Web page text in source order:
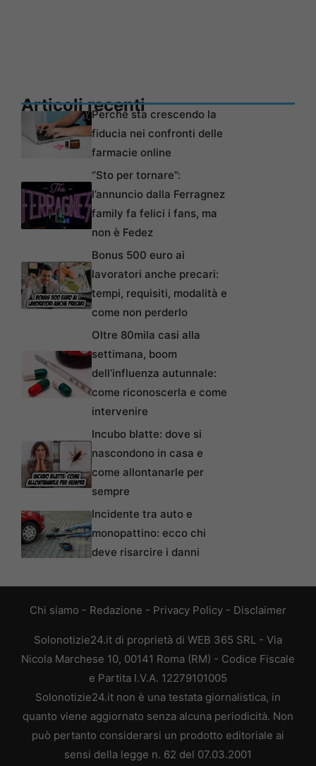
Articoli recentiPerché sta crescendo la
fiducia nei confronti delle
farmacie online
“Sto per tornare”:
l’annuncio dalla Ferragnez
family fa felici i fans, ma
non è Fedez
Bonus 500 euro ai
lavoratori anche precari:
tempi, requisiti, modalità e
come non perderlo
Oltre 80mila casi alla
settimana, boom
dell’influenza autunnale:
come riconoscerla e come
intervenire
Incubo blatte: dove si
nascondono in casa e
come allontanarle per
sempre
Incidente tra auto e
monopattino: ecco chi
deve risarcire i danni
Chi siamo - Redazione - Privacy Policy - Disclaimer
Solonotizie24.it di proprietà di WEB 365 SRL - Via
Nicola Marchese 10, 00141 Roma (RM) - Codice Fiscale
e Partita I.V.A. 12279101005
Solonotizie24.it non è una testata giornalistica, in
quanto viene aggiornato senza alcuna periodicità. Non
può pertanto considerarsi un prodotto editoriale ai
sensi della legge n. 62 del 07.03.2001